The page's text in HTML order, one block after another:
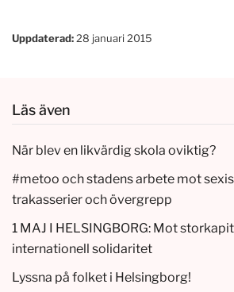
Uppdaterad:28 januari 2015
Läs även
När blev en likvärdig skola oviktig?
#metoo och stadens arbete mot
trakasserier och övergrepp
1 MAJ I HELSINGBORG: Mot
internationell solidaritet
Lyssna på folket i Helsingborg!